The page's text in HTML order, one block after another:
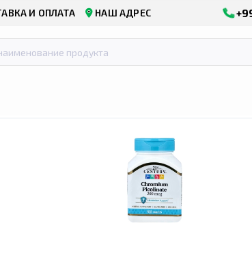
И ОПЛАТА НАШ АДРЕС